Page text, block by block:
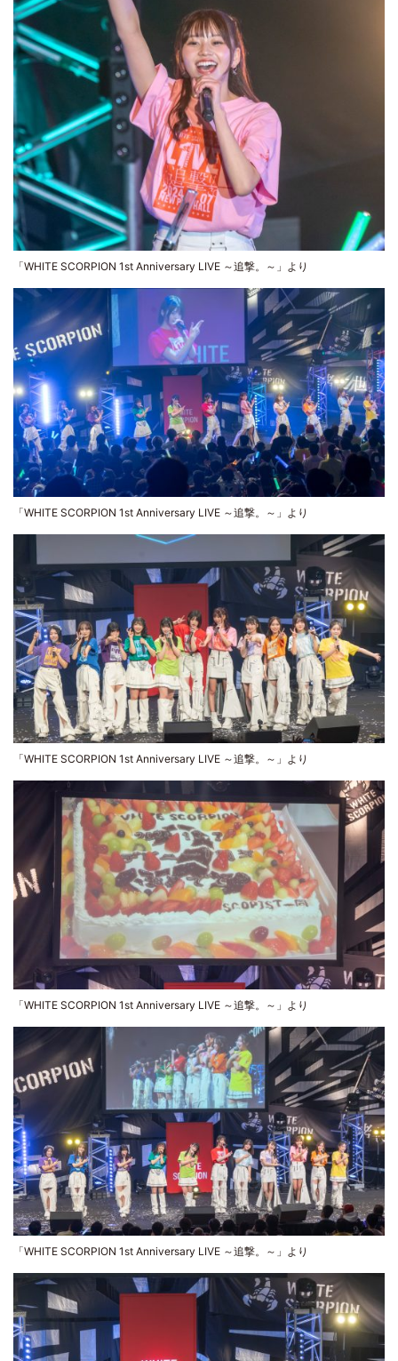
「WHITE SCORPION 1st Anniversary LIVE ～追撃。～」より
「WHITE SCORPION 1st Anniversary LIVE ～追撃。～」より
「WHITE SCORPION 1st Anniversary LIVE ～追撃。～」より
「WHITE SCORPION 1st Anniversary LIVE ～追撃。～」より
「WHITE SCORPION 1st Anniversary LIVE ～追撃。～」より